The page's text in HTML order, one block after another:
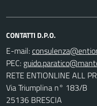
CONTATTI D.P.O.
E-mail:
PEC:
RETE ENTIONLINE ALL
Via Triumplina n° 183/B
25136 BRESCIA